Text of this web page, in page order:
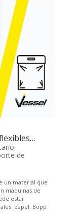
,
de
un material que
máquinas de
estar
papel, Bopp